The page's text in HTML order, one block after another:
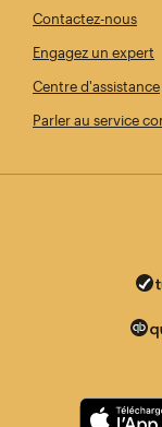
Contactez-nous
Engagez un expert
Centre d'assistance
Parler au service